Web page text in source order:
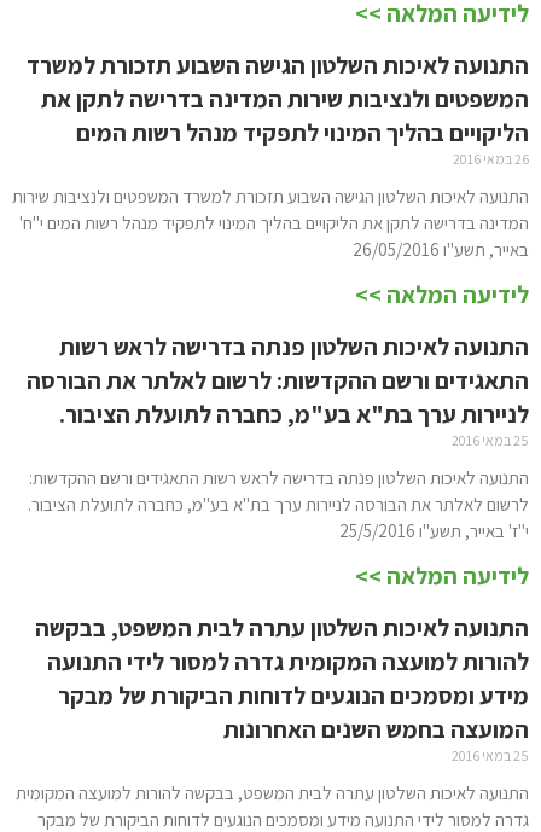
לידיעה המלאה >>
התנועה לאיכות השלטון הגישה השבוע תזכורת למשרד
המשפטים ולנציבות שירות המדינה בדרישה לתקן את
הליקויים בהליך המינוי לתפקיד מנהל רשות המים
26 במאי 2016
התנועה לאיכות השלטון הגישה השבוע תזכורת למשרד המשפטים ולנציבות שירות
המדינה בדרישה לתקן את הליקויים בהליך המינוי לתפקיד מנהל רשות המים י"ח'
באייר, תשע"ו 26/05/2016
לידיעה המלאה >>
התנועה לאיכות השלטון פנתה בדרישה לראש רשות
התאגידים ורשם ההקדשות: לרשום לאלתר את הבורסה
לניירות ערך בת"א בע"מ, כחברה לתועלת הציבור.
25 במאי 2016
התנועה לאיכות השלטון פנתה בדרישה לראש רשות התאגידים ורשם ההקדשות:
לרשום לאלתר את הבורסה לניירות ערך בת"א בע"מ, כחברה לתועלת הציבור.
י"ז' באייר, תשע"ו 25/5/2016
לידיעה המלאה >>
התנועה לאיכות השלטון עתרה לבית המשפט, בבקשה
להורות למועצה המקומית גדרה למסור לידי התנועה
מידע ומסמכים הנוגעים לדוחות הביקורת של מבקר
המועצה בחמש השנים האחרונות
25 במאי 2016
התנועה לאיכות השלטון עתרה לבית המשפט, בבקשה להורות למועצה המקומית
גדרה למסור לידי התנועה מידע ומסמכים הנוגעים לדוחות הביקורת של מבקר